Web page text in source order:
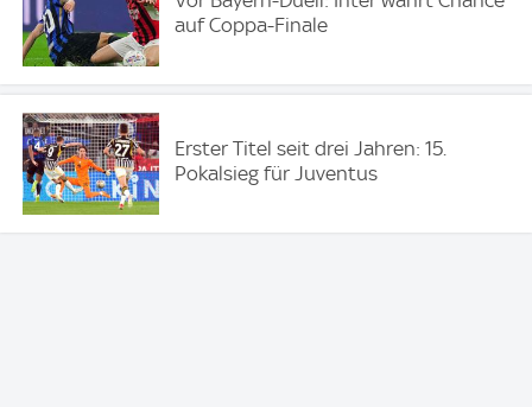
auf Coppa-Finale
Erster Titel seit drei Jahren: 15.
Pokalsieg für Juventus